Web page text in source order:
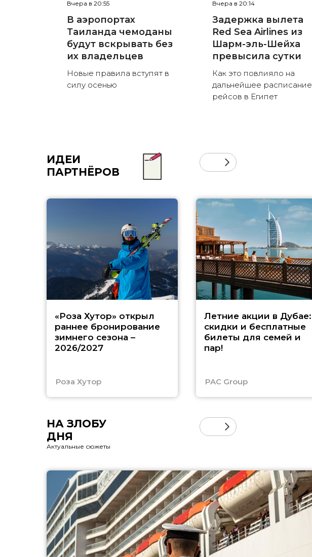
Вчера в 20:55
В аэропортах
Таиланда чемоданы
будут вскрывать без
их владельцев
Новые правила вступят в
силу осенью
Вчера в 20:14
Задержка вылета
Red Sea Airlines из
Шарм-эль-Шейха
превысила сутки
Как это повлияло на
дальнейшее расписание
рейсов в Египет
ИДЕИ
ПАРТНЁРОВ
«Роза Хутор» открыл
раннее бронирование
зимнего сезона –
2026/2027
Роза Хутор
Летние акции в Дубае:
скидки и бесплатные
билеты для семей и
пар!
PAC Group
НА ЗЛОБУ
ДНЯ
Актуальные сюжеты